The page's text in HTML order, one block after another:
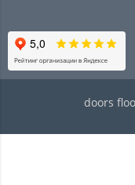
doors